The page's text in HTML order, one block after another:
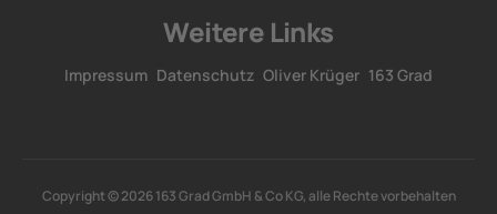
Weitere Links
Impressum Datenschutz Oliver Krüger 163 Grad
Copyright © 2026 163 Grad GmbH & Co KG, alle Rechte vorbehalten